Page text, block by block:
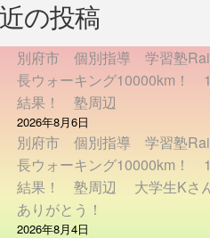
の投稿
別府市 個別指導 学習塾
長ウォーキング10000km！
結果！ 塾周辺
2026年8月6日
別府市 個別指導 学習塾
長ウォーキング10000km！
結果！ 塾周辺 大学生Kさ
ありがとう！
2026年8月4日